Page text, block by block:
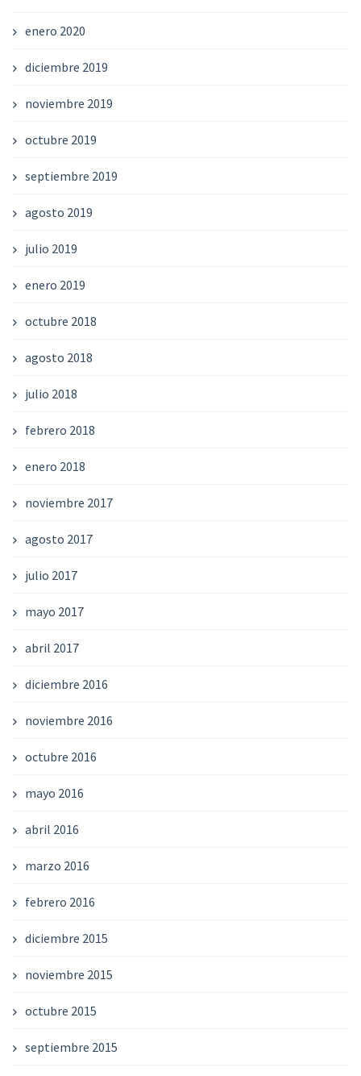
enero 2020
diciembre 2019
noviembre 2019
octubre 2019
septiembre 2019
agosto 2019
julio 2019
enero 2019
octubre 2018
agosto 2018
julio 2018
febrero 2018
enero 2018
noviembre 2017
agosto 2017
julio 2017
mayo 2017
abril 2017
diciembre 2016
noviembre 2016
octubre 2016
mayo 2016
abril 2016
marzo 2016
febrero 2016
diciembre 2015
noviembre 2015
octubre 2015
septiembre 2015